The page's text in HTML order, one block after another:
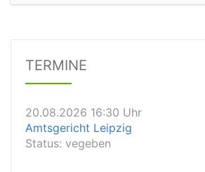
TERMINE
20.08.2026 13:45 Uhr
20.08.2026 16:30 Uhr
Status:vegeben
20.08.2026 15:30 Uhr